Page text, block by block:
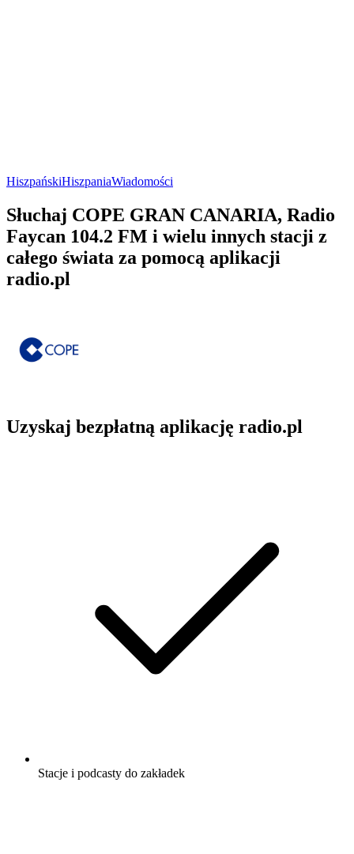
HiszpańskiHiszpaniaWiadomości
Słuchaj COPE GRAN CANARIA, Radio
Faycan 104.2 FM i wielu innych stacji z
całego świata za pomocą aplikacji
radio.pl
Uzyskaj bezpłatną aplikację radio.pl
Stacje i podcasty do zakładek